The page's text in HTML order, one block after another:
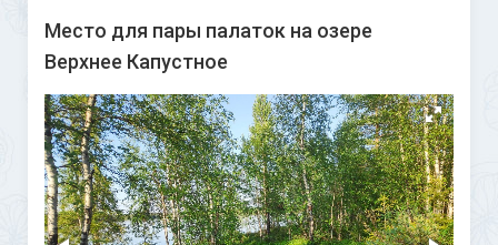
Место для пары палаток на озере
Верхнее Капустное